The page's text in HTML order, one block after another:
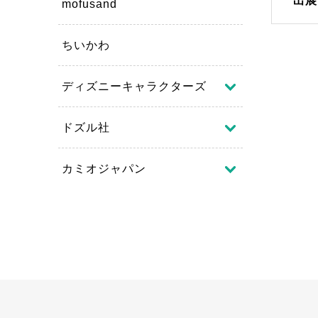
mofusand
ちいかわ
ディズニーキャラクターズ
ドズル社
カミオジャパン